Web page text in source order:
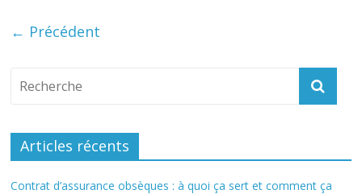
← Précédent
Articles récents
Contrat d’assurance obsèques : à quoi ça sert et comment ça